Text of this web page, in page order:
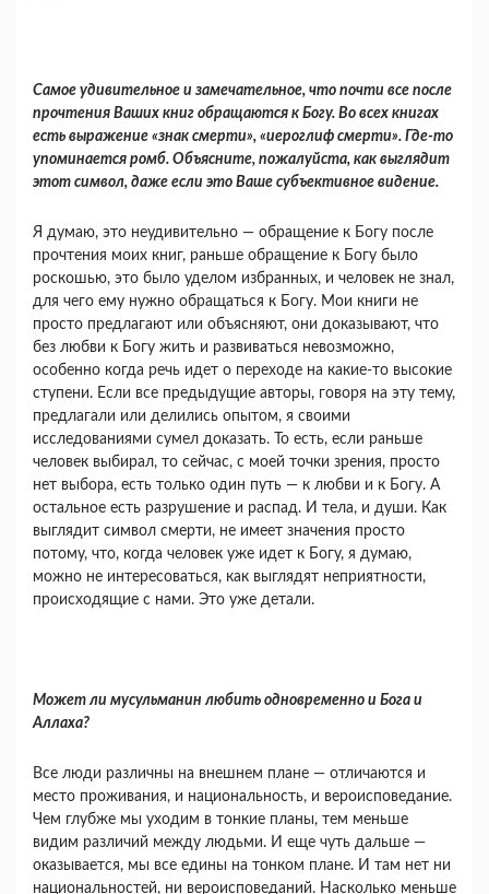
Самое удивительное и замечательное, что почти все после
прочтения Ваших книг обраща­ются к Богу. Во всех книгах
есть выражение «знак смерти», «иероглиф смерти». Где-то
упо­минается ромб. Объясните, пожалуйста, как вы­глядит
этот символ, даже если это Ваше субъек­тивное видение.
Я думаю, это неудивительно — обращение к Богу после
прочтения моих книг, раньше обра­щение к Богу было
роскошью, это было уделом избранных, и человек не знал,
для чего ему нужно обращаться к Богу. Мои книги не
просто предла­гают или объясняют, они доказывают, что
без любви к Богу жить и развиваться невозможно,
особенно когда речь идет о переходе на какие-то высокие
ступени. Если все предыдущие авторы, говоря на эту тему,
предлагали или делились опы­том, я своими
исследованиями сумел доказать. То есть, если раньше
человек выбирал, то сейчас, с моей точки зрения, просто
нет выбора, есть толь­ко один путь — к любви и к Богу. А
остальное есть разрушение и распад. И тела, и души. Как
выглядит символ смерти, не имеет значения про­сто
потому, что, когда человек уже идет к Богу, я думаю,
можно не интересоваться, как выглядят неприятности,
происходящие с нами. Это уже детали.
Может ли мусульманин любить одновремен­но и Бога и
Аллаха?
Все люди различны на внешнем плане — от­личаются и
место проживания, и национальность, и вероисповедание.
Чем глубже мы уходим в тон­кие планы, тем меньше
видим различий между людьми. И еще чуть дальше —
оказывается, мы все едины на тонком плане. И там нет ни
нацио­нальностей, ни вероисповеданий. Насколько мень­ше